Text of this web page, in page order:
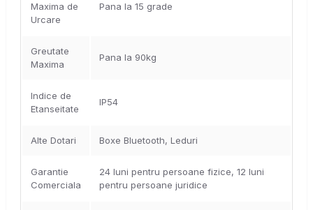
Maxima de
Urcare
Pana la 15 grade
Greutate
Maxima
Pana la 90kg
Indice de
Etanseitate
IP54
Alte Dotari Boxe Bluetooth, Leduri
Garantie
Comerciala
24 luni pentru persoane fizice, 12 luni
pentru persoane juridice